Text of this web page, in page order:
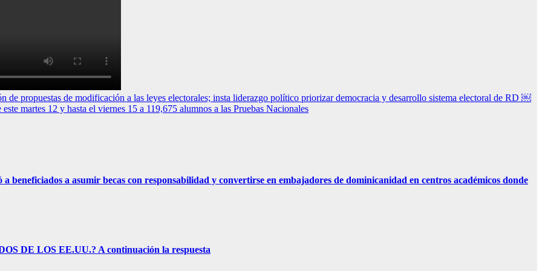
propuestas de modificación a las leyes electorales; insta liderazgo político priorizar democracia y desarrollo sistema electoral de RD ￼
martes 12 y hasta el viernes 15 a 119,675 alumnos a las Pruebas Nacionales
a asumir becas con responsabilidad y convertirse en embajadores de dominicanidad en centros académicos donde
DE LOS EE.UU.? A continuación la respuesta